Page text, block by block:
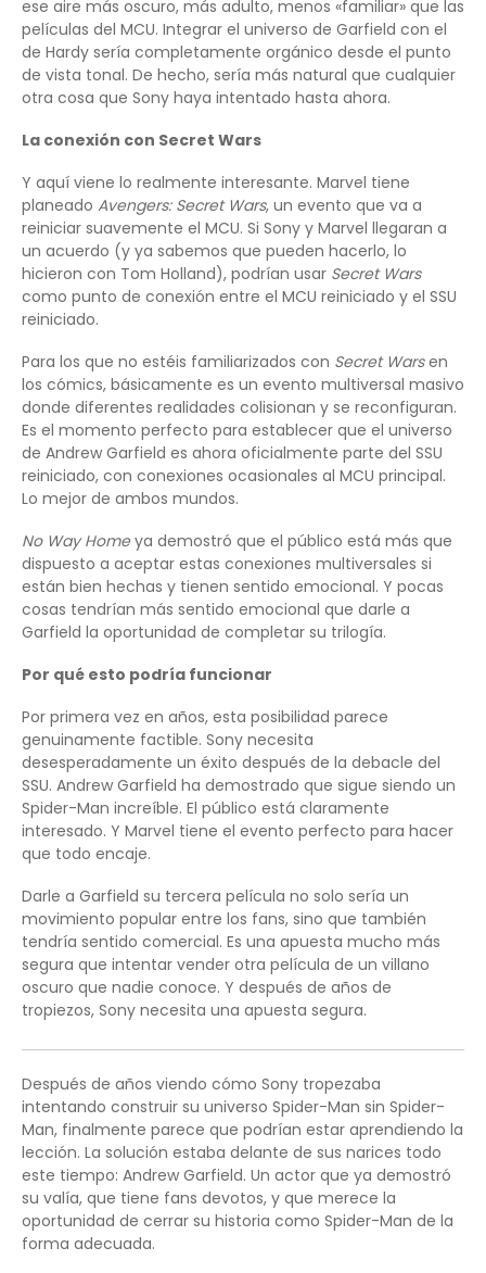
ese aire más oscuro, más adulto, menos «familiar» que las
películas del MCU. Integrar el universo de Garfield con el
de Hardy sería completamente orgánico desde el punto
de vista tonal. De hecho, sería más natural que cualquier
otra cosa que Sony haya intentado hasta ahora.
La conexión con Secret Wars
Y aquí viene lo realmente interesante. Marvel tiene
planeado Avengers: Secret Wars, un evento que va a
reiniciar suavemente el MCU. Si Sony y Marvel llegaran a
un acuerdo (y ya sabemos que pueden hacerlo, lo
hicieron con Tom Holland), podrían usar Secret Wars
como punto de conexión entre el MCU reiniciado y el SSU
reiniciado.
Para los que no estéis familiarizados con Secret Warsen
los cómics, básicamente es un evento multiversal masivo
donde diferentes realidades colisionan y se reconfiguran.
Es el momento perfecto para establecer que el universo
de Andrew Garfield es ahora oficialmente parte del SSU
reiniciado, con conexiones ocasionales al MCU principal.
Lo mejor de ambos mundos.
No Way Homeya demostró que el público está más que
dispuesto a aceptar estas conexiones multiversales si
están bien hechas y tienen sentido emocional. Y pocas
cosas tendrían más sentido emocional que darle a
Garfield la oportunidad de completar su trilogía.
Por qué esto podría funcionar
Por primera vez en años, esta posibilidad parece
genuinamente factible. Sony necesita
desesperadamente un éxito después de la debacle del
SSU. Andrew Garfield ha demostrado que sigue siendo un
Spider-Man increíble. El público está claramente
interesado. Y Marvel tiene el evento perfecto para hacer
que todo encaje.
Darle a Garfield su tercera película no solo sería un
movimiento popular entre los fans, sino que también
tendría sentido comercial. Es una apuesta mucho más
segura que intentar vender otra película de un villano
oscuro que nadie conoce. Y después de años de
tropiezos, Sony necesita una apuesta segura.
Después de años viendo cómo Sony tropezaba
intentando construir su universo Spider-Man sin Spider-
Man, finalmente parece que podrían estar aprendiendo la
lección. La solución estaba delante de sus narices todo
este tiempo: Andrew Garfield. Un actor que ya demostró
su valía, que tiene fans devotos, y que merece la
oportunidad de cerrar su historia como Spider-Man de la
forma adecuada.